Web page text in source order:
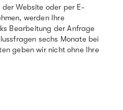
der Website oder per E-
werden Ihre
Bearbeitung der Anfrage
sechs Monate bei
geben wir nicht ohne Ihre